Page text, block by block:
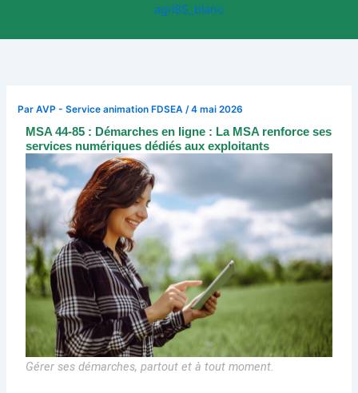
ParAVP - Service animation FDSEA/4 mai 2026
MSA 44-85 : Démarches en ligne : La MSA renforce ses
services numériques dédiés aux exploitants
Gérer ses démarches, partout et à tout moment.